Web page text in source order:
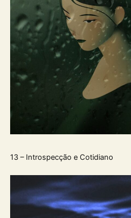
13 – Introspecção e Cotidiano